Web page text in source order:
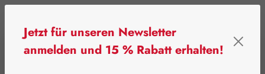
Jetzt für unseren Newsletter
anmelden und 15 % Rabatt erhalten!